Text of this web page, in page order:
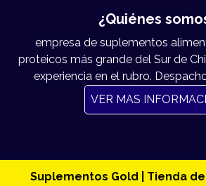
¿Quiénes
empresa de suplementos
proteicos más grande del Sur de
experiencia en el rubro.
VER MAS
Suplementos Gold | Tienda